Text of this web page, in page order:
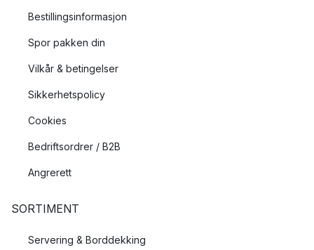
Bestillingsinformasjon
Spor pakken din
Vilkår & betingelser
Sikkerhetspolicy
Cookies
Bedriftsordrer / B2B
Angrerett
SORTIMENT
Servering & Borddekking